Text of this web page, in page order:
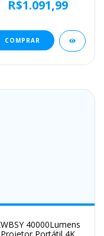
Nível de cinema
atualizado
R$1.091,99
COMPRAR
40000Lumens